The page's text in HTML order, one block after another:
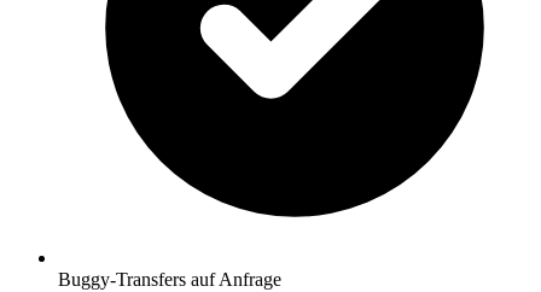
Buggy-Transfers auf Anfrage